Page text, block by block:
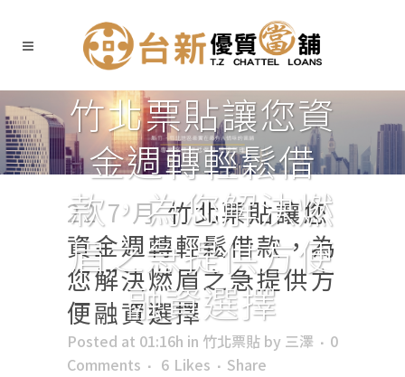
竹北票貼讓您資
金週轉輕鬆借
款，為您解決燃
眉之急提供方便
融資選擇
22 7 月竹北票貼讓您
資金週轉輕鬆借款，為
您解決燃眉之急提供方
便融資選擇
Posted at 01:16h in 竹北票貼 by 三澤
0
Comments
6 Likes
Share